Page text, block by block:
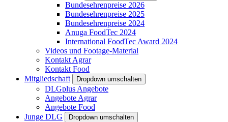
Bundesehrenpreise 2026
Bundesehrenpreise 2025
Bundesehrenpreise 2024
Anuga FoodTec 2024
International FoodTec Award 2024
Videos und Footage-Material
Kontakt Agrar
Kontakt Food
Mitgliedschaft
Dropdown umschalten
DLGplus Angebote
Angebote Agrar
Angebote Food
Junge DLG
Dropdown umschalten